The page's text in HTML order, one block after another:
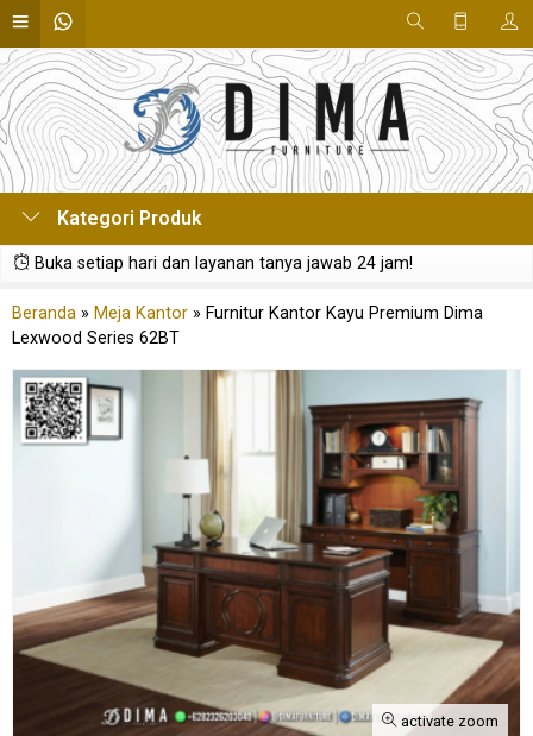
Kategori Produk
Buka setiap hari dan layanan tanya jawab 24 jam!
Beranda » Meja Kantor » Furnitur Kantor Kayu Premium Dima
Lexwood Series 62BT
activate zoom